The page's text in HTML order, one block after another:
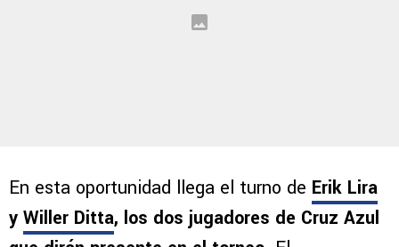
En esta oportunidad llega el turno de Erik Lira
y Willer Ditta, los dos jugadores de Cruz Azul